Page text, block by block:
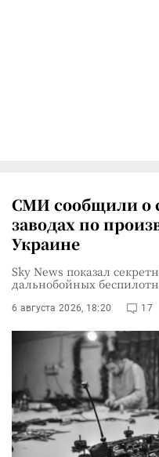
СМИ сообщили о
заводах по
Украине
Sky News показал
дальнобойных
6 августа 2026, 18:20 17